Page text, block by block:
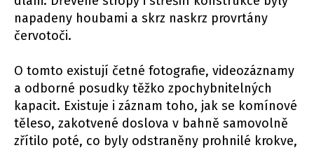
napadeny houbami a skrz naskrz provrtány
červotoči.
O tomto existují četné fotografie, videozáznamy
a odborné posudky těžko zpochybnitelných
kapacit. Existuje i záznam toho, jak se komínové
těleso, zakotvené doslova v bahně samovolně
zřítilo poté, co byly odstraněny prohnilé krokve,